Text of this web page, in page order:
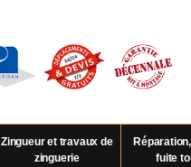
Zingueur et travaux de
zinguerie
fuite